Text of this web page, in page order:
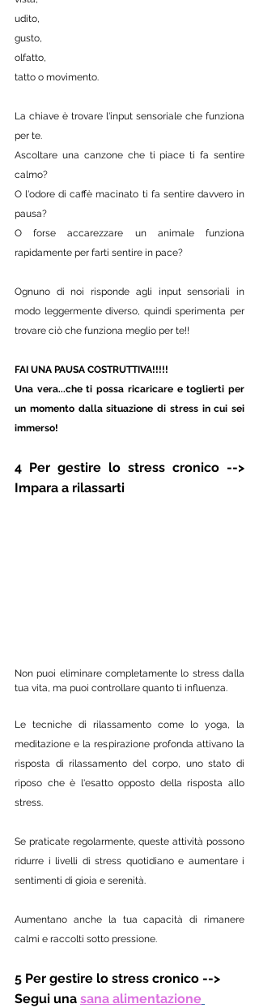
udito,
gusto,
olfatto,
tatto o movimento.
La chiave è trovare l'input sensoriale che funziona
per te.
Ascoltare una canzone che ti piace ti fa sentire
calmo?
O l'odore di caffè macinato ti fa sentire davvero in
pausa?
O forse accarezzare un animale funziona
rapidamente per farti sentire in pace?
Ognuno di noi risponde agli input sensoriali in
modo leggermente diverso, quindi sperimenta per
trovare ciò che funziona meglio per te!!
FAI UNA PAUSA COSTRUTTIVA!!!!!
Una vera...che ti possa ricaricare e toglierti per
un momento dalla situazione di stress in cui sei
immerso!
4 Per gestire lo stress cronico -->
Impara a rilassarti
Non puoi eliminare completamente lo stress dalla
tua vita, ma puoi controllare quanto ti influenza.
Le tecniche di rilassamento come lo yoga, la
meditazione e la respirazione profonda attivano la
risposta di rilassamento del corpo, uno stato di
riposo che è l'esatto opposto della risposta allo
stress.
Se praticate regolarmente, queste attività possono
ridurre i livelli di stress quotidiano e aumentare i
sentimenti di gioia e serenità.
Aumentano anche la tua capacità di rimanere
calmi e raccolti sotto pressione.
5 Per gestire lo stress cronico -->
Segui una sana alimentazione